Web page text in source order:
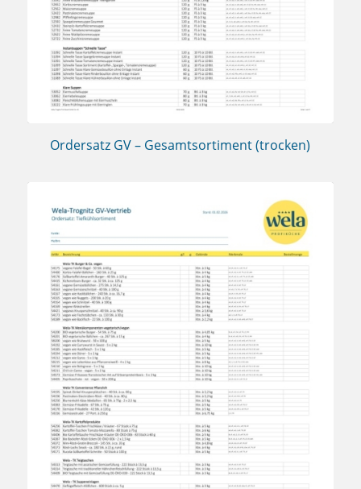
Ordersatz GV – Gesamtsortiment (trocken)